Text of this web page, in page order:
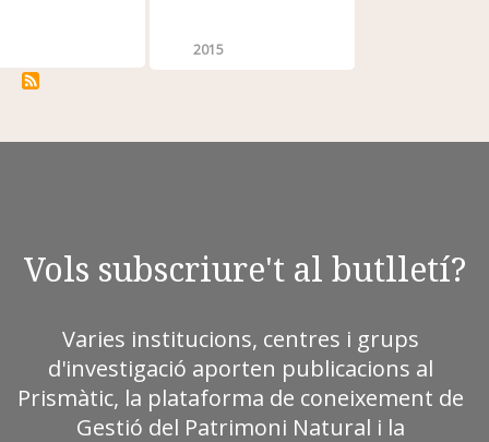
2015
Vols subscriure't al butlletí?
Varies institucions, centres i grups
d'investigació aporten publicacions al
Prismàtic, la plataforma de coneixement de
Gestió del Patrimoni Natural i la